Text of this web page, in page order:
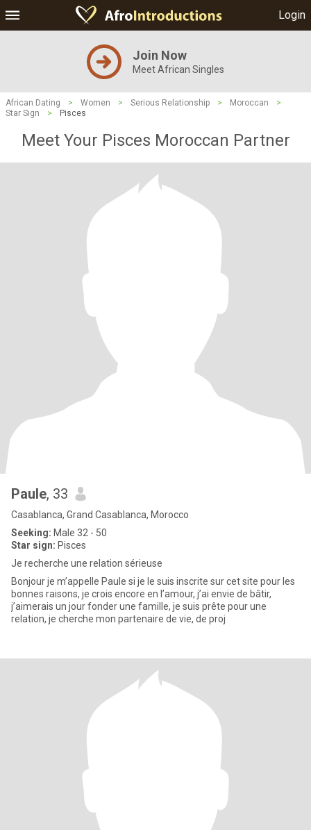
Login
Join Now
Meet African Singles
African Dating > Women > Serious Relationship > Moroccan
>
Star Sign
> Pisces
Meet Your Pisces Moroccan Partner
Paule, 33
Casablanca, Grand Casablanca, Morocco
Seeking: Male 32 - 50
Star sign: Pisces
Je recherche une relation sérieuse
Bonjour je m’appelle Paule si je le suis inscrite sur cet site pour les
bonnes raisons, je crois encore en l’amour, j’ai envie de bâtir,
j’aimerais un jour fonder une famille, je suis prête pour une
relation, je cherche mon partenaire de vie, de proj